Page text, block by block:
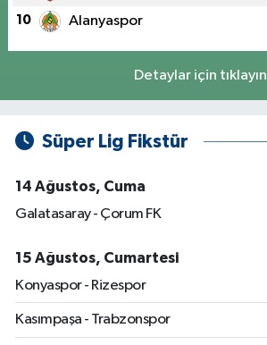
10 Alanyaspor
Detaylar için tıklayın
Süper Lig Fikstür
14 Ağustos, Cuma
Galatasaray - Çorum FK
15 Ağustos, Cumartesi
Konyaspor - Rizespor
Kasımpaşa - Trabzonspor